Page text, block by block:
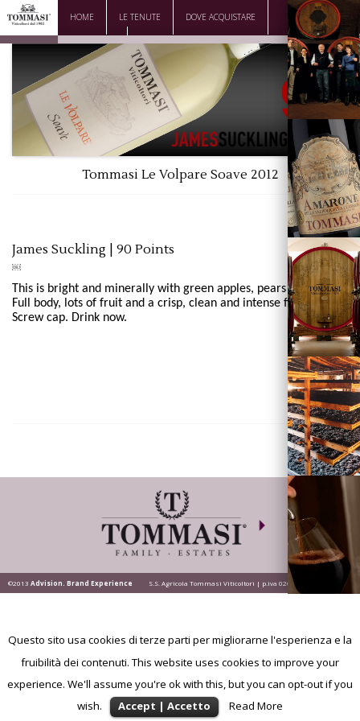
Questo sito usa cookies di terze parti per migliorarne l'esperienza e la
fruibilità dei contenuti. This website uses cookies to improve your
experience. We'll assume you're ok with this, but you can opt-out if you
wish.
Accept | Accetto Read More
HOME LE TENUTE DOVE ACQUISTARE
DOWNLOAD CONTATTI
Tommasi Le Volpare Soave 2012
James Suckling | 90 Points
￼
This is bright and minerally with green apples, pears and limes.
Full body, lots of fruit and a crisp, clean and intense finish.
Screw cap. Drink now.
La Famiglia
Vini
Visita la
Cantina
Dove siamo
News |
©2013 Advision. Brand Experience S.S. Agricola Tommasi Viticoltori | p.iva 02628200236